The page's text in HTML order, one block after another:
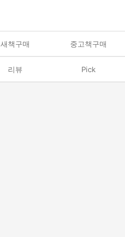
새책구매 중고책구매
리뷰 Pick